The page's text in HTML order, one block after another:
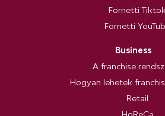
Fornetti Tiktok
Fornetti
Business
A franchise
Hogyan lehetek
Retail